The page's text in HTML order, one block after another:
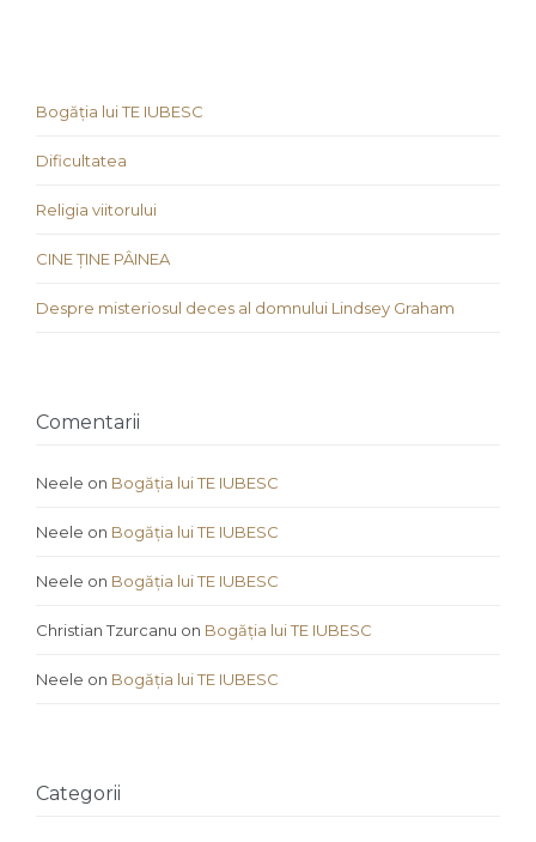
Bogăția lui TE IUBESC
Dificultatea
Religia viitorului
CINE ȚINE PÂINEA
Despre misteriosul deces al domnului Lindsey Graham
Comentarii
Neele on Bogăția lui TE IUBESC
Neele on Bogăția lui TE IUBESC
Neele on Bogăția lui TE IUBESC
Christian Tzurcanu on Bogăția lui TE IUBESC
Neele on Bogăția lui TE IUBESC
Categorii